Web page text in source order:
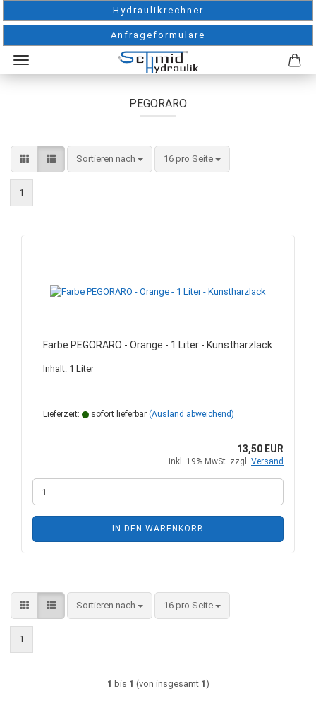
Hydraulikrechner
Anfrageformulare
PEGORARO
Sortieren nach
Sortieren nach 16 pro Seite
pro Seite
1
Farbe PEGORARO - Orange - 1 Liter - Kunstharzlack
Inhalt: 1 Liter
Lieferzeit: sofort lieferbar (Ausland abweichend)
13,50 EUR
inkl. 19% MwSt. zzgl. Versand
IN DEN WARENKORB
Sortieren nach
Sortieren nach 16 pro Seite
pro Seite
1
1 bis 1 (von insgesamt 1)